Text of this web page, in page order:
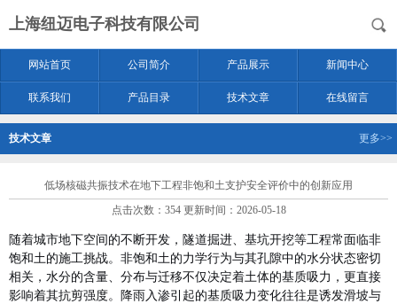
上海纽迈电子科技有限公司
网站首页 公司简介 产品展示 新闻中心
联系我们 产品目录 技术文章 在线留言
技术文章 更多>>
低场核磁共振技术在地下工程非饱和土支护安全评价中的创新应用
点击次数：354 更新时间：2026-05-18
随着城市地下空间的不断开发，隧道掘进、基坑开挖等工程常面临非
饱和土的施工挑战。非饱和土的力学行为与其孔隙中的水分状态密切
相关，水分的含量、分布与迁移不仅决定着土体的基质吸力，更直接
影响着其抗剪强度。降雨入渗引起的基质吸力变化往往是诱发滑坡与